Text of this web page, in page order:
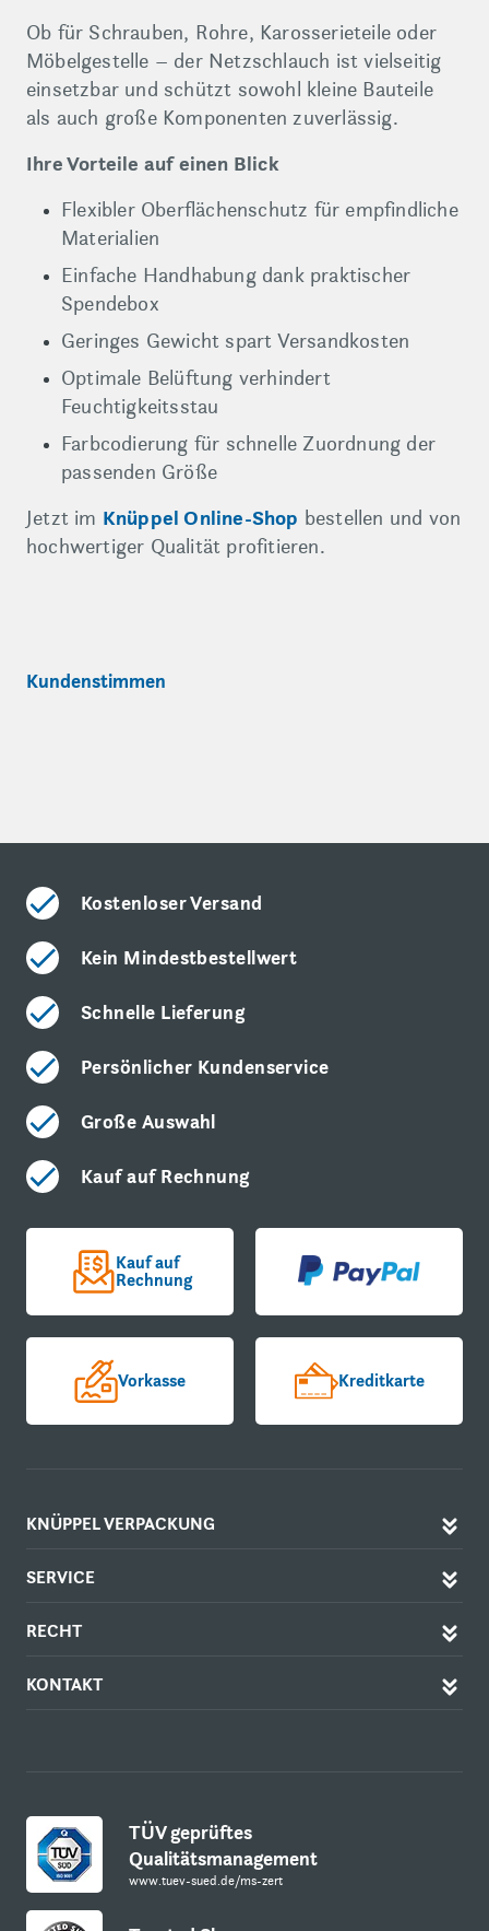
Ob für Schrauben, Rohre, Karosserieteile oder
Möbelgestelle – der Netzschlauch ist vielseitig
einsetzbar und schützt sowohl kleine Bauteile
als auch große Komponenten zuverlässig.
Ihre Vorteile auf einen Blick
Flexibler Oberflächenschutz für empfindliche
Materialien
Einfache Handhabung dank praktischer
Spendebox
Geringes Gewicht spart Versandkosten
Optimale Belüftung verhindert
Feuchtigkeitsstau
Farbcodierung für schnelle Zuordnung der
passenden Größe
Jetzt im Knüppel Online-Shop bestellen und von
hochwertiger Qualität profitieren.
Kundenstimmen
Kostenloser Versand
Kein Mindestbestellwert
Schnelle Lieferung
Persönlicher Kundenservice
Große Auswahl
Kauf auf Rechnung
Kauf auf
Rechnung
Vorkasse Kreditkarte
KNÜPPEL VERPACKUNG
SERVICE
RECHT
KONTAKT
TÜV geprüftes
Qualitätsmanagement
www.tuev-sued.de/ms-zert